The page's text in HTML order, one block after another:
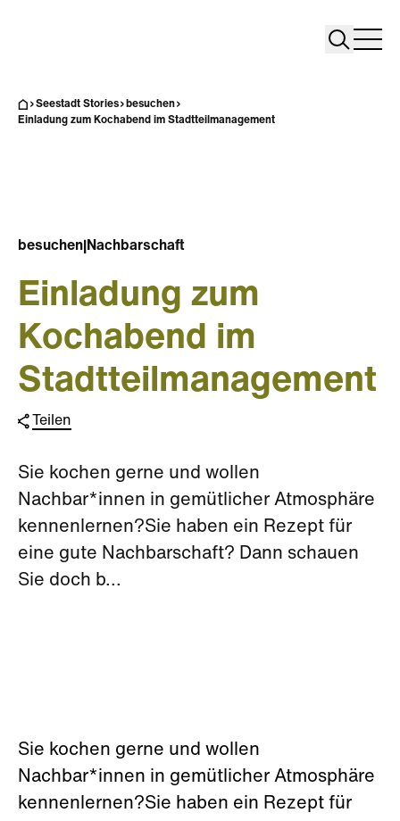
Search
Seestadt Stories
besuchen
Einladung zum Kochabend im Stadtteilmanagement
besuchen Nachbarschaft
Einladung zum
Kochabend im
Stadtteilmanagement
Teilen
Sie kochen gerne und wollen
Nachbar*innen in gemütlicher Atmosphäre
kennenlernen?Sie haben ein Rezept für
eine gute Nachbarschaft? Dann schauen
Sie doch b...
Sie kochen gerne und wollen
Nachbar*innen in gemütlicher Atmosphäre
kennenlernen?Sie haben ein Rezept für